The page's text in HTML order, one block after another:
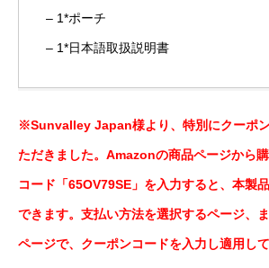
– 1*ポーチ
– 1*日本語取扱説明書
※Sunvalley Japan様より、特別にクーポ
ただきました。Amazonの商品ページから
コード「65OV79SE」を入力すると、本製
できます。支払い方法を選択するページ、
ページで、クーポンコードを入力し適用して